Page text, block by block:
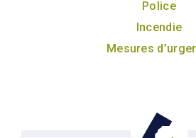
Police
Incendie
Mesures